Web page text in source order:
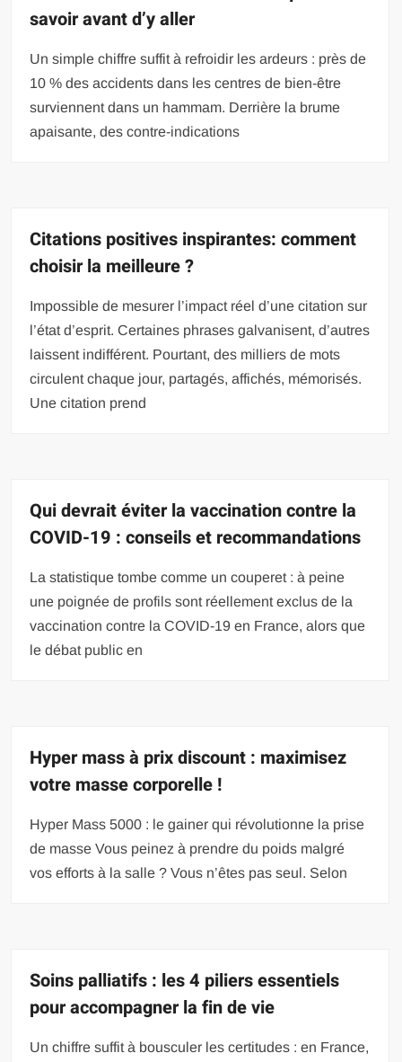
savoir avant d’y aller
Un simple chiffre suffit à refroidir les ardeurs : près de
10 % des accidents dans les centres de bien-être
surviennent dans un hammam. Derrière la brume
apaisante, des contre-indications
Citations positives inspirantes: comment
choisir la meilleure ?
Impossible de mesurer l’impact réel d’une citation sur
l’état d’esprit. Certaines phrases galvanisent, d’autres
laissent indifférent. Pourtant, des milliers de mots
circulent chaque jour, partagés, affichés, mémorisés.
Une citation prend
Qui devrait éviter la vaccination contre la
COVID-19 : conseils et recommandations
La statistique tombe comme un couperet : à peine
une poignée de profils sont réellement exclus de la
vaccination contre la COVID-19 en France, alors que
le débat public en
Hyper mass à prix discount : maximisez
votre masse corporelle !
Hyper Mass 5000 : le gainer qui révolutionne la prise
de masse Vous peinez à prendre du poids malgré
vos efforts à la salle ? Vous n’êtes pas seul. Selon
Soins palliatifs : les 4 piliers essentiels
pour accompagner la fin de vie
Un chiffre suffit à bousculer les certitudes : en France,